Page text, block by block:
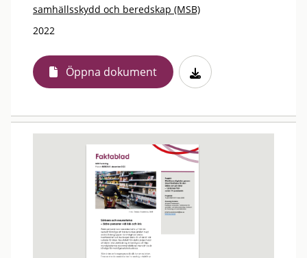
samhällsskydd och beredskap (MSB)
2022
Öppna dokument